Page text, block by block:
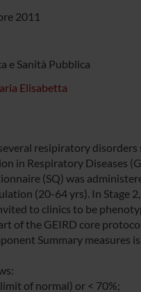
2011
e Sanità Pubblica
Elisabetta
resipiratory disorders
in Respiratory Diseases
(SQ) was
(20-64 yrs). In Stage
to clinics to be
of the GEIRD core
Summary measures
of normal) or < 70%;